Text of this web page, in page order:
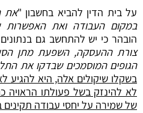
על בית הדין להביא בחשבון "את
במקום העבודה ואת האפשרות
הובהר כי יש להתחשב גם בנתונים
צורת ההעסקה, השפעת מתן
הגופים המוסמכים שבדקו את
בשקלו שיקולים אלה, היא להגיע
לא להינזק בשל פעולתו הראויה
של שמירה על יחסי עבודה